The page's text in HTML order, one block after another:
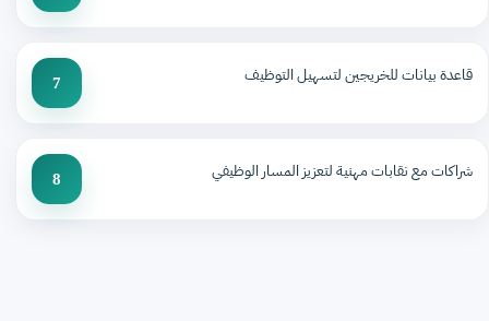
قاعدة بيانات للخريجين لتسهيل التوظيف 7
شراكات مع نقابات مهنية لتعزيز المسار الوظيفي 8